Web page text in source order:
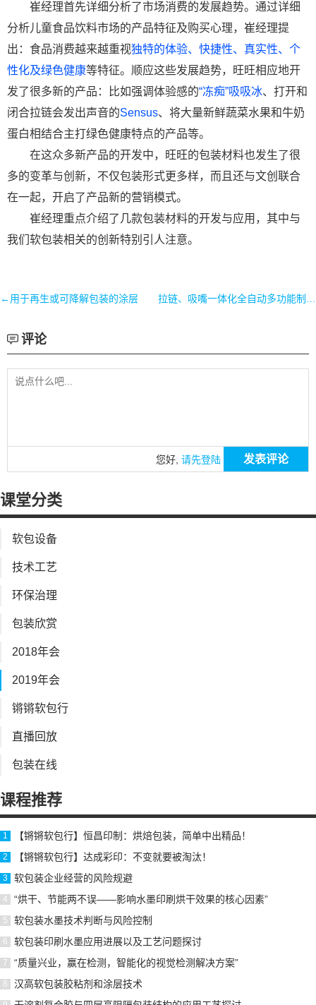
崔经理首先详细分析了市场消费的发展趋势。通过详细
分析儿童食品饮料市场的产品特征及购买心理，崔经理提
出：食品消费越来越重视独特的体验、快捷性、真实性、个
性化及绿色健康等特征。顺应这些发展趋势，旺旺相应地开
发了很多新的产品：比如强调体验感的“冻痴”吸吸冰、打开和
闭合拉链会发出声音的Sensus、将大量新鲜蔬菜水果和牛奶
蛋白相结合主打绿色健康特点的产品等。
在这众多新产品的开发中，旺旺的包装材料也发生了很
多的变革与创新，不仅包装形式更多样，而且还与文创联合
在一起，开启了产品新的营销模式。
崔经理重点介绍了几款包装材料的开发与应用，其中与
我们软包装相关的创新特别引人注意。
←用于再生或可降解包装的涂层 拉链、吸嘴一体化全自动多功能制袋机的应用技术→
评论
您好, 请先登陆 发表评论
课堂分类
软包设备
技术工艺
环保治理
包装欣赏
2018年会
2019年会
锵锵软包行
直播回放
包装在线
课程推荐
【锵锵软包行】恒昌印制：烘焙包装，简单中出精品！
【锵锵软包行】达成彩印：不变就要被淘汰！
软包装企业经营的风险规避
“烘干、节能两不误——影响水墨印刷烘干效果的核心因素”
软包装水墨技术判断与风险控制
软包装印刷水墨应用进展以及工艺问题探讨
“质量兴业，赢在检测，智能化的视觉检测解决方案”
汉高软包装胶粘剂和涂层技术